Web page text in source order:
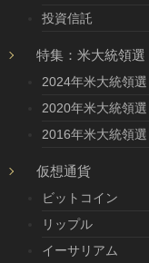
投資信託
特集：米大統領選
2024年米大統領選
2020年米大統領選
2016年米大統領選
仮想通貨
ビットコイン
リップル
イーサリアム